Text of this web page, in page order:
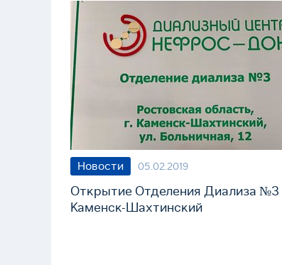
Новости 05.02.2019
Открытие Отделения Диализа №3
Каменск-Шахтинский